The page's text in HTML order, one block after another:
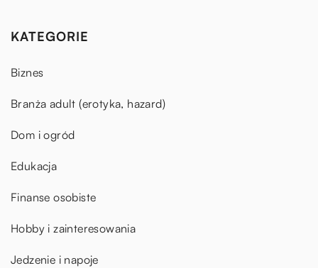
KATEGORIE
Biznes
Branża adult (erotyka, hazard)
Dom i ogród
Edukacja
Finanse osobiste
Hobby i zainteresowania
Jedzenie i napoje